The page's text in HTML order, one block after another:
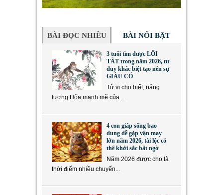
BÀI ĐỌC NHIỀU BÀI NỔI BẬT
3 tuổi tìm được LỐI
TẮT trong năm 2026, tư
duy khác biệt tạo nên sự
GIÀU CÓ
Tử vi cho biết, năng
lượng Hỏa mạnh mẽ của...
4 con giáp sống bao
dung dễ gặp vận may
lớn năm 2026, tài lộc có
thể khởi sắc bất ngờ
Năm 2026 được cho là
thời điểm nhiều chuyển...